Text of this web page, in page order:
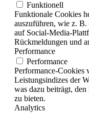
Funktionell
Funktionale Cookies
auszuführen, wie z. B.
auf Social-Media-
Rückmeldungen und
Performance
Performance
Performance-Cookies
Leistungsindizes der
was dazu beiträgt,
zu bieten.
Analytics